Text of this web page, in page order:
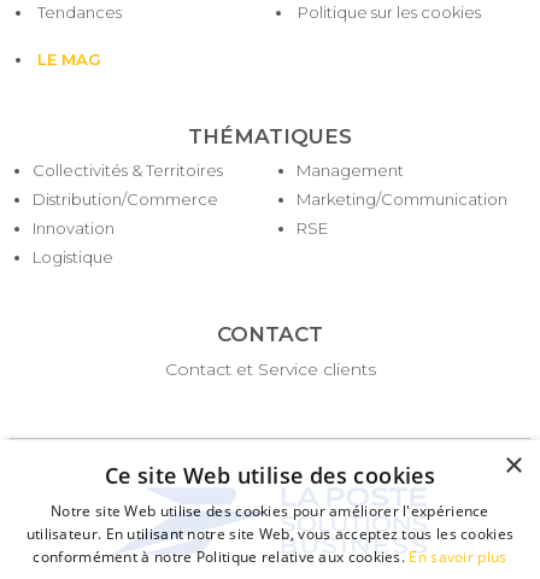
Tendances
LE MAG
THÉMATIQUES
Collectivités & Territoires
Distribution/Commerce
Innovation
Logistique
Management
Marketing/Communication
RSE
Politique sur les cookies
CONTACT
Contact et Service clients
×
Ce site Web utilise des cookies
Notre site Web utilise des cookies pour améliorer l'expérience
utilisateur. En utilisant notre site Web, vous acceptez tous les cookies
conformément à notre Politique relative aux cookies.En savoir plus